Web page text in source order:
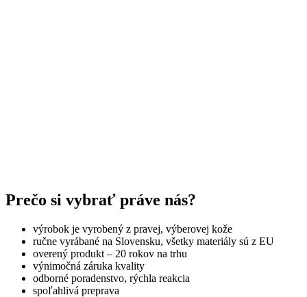
Prečo si vybrať práve nás?
výrobok je vyrobený z pravej, výberovej kože
ručne vyrábané na Slovensku, všetky materiály sú z EU
overený produkt – 20 rokov na trhu
výnimočná záruka kvality
odborné poradenstvo, rýchla reakcia
spoľahlivá preprava